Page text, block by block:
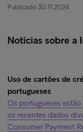
Publicado 30.11.2024
Noticias sobre a
Uso de cartões de
portugueses
Os portugueses
os recentes dados
Consumer Payment